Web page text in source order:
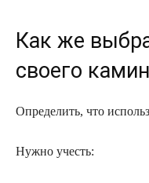
Как же
своего
Определить, что
Нужно учесть: